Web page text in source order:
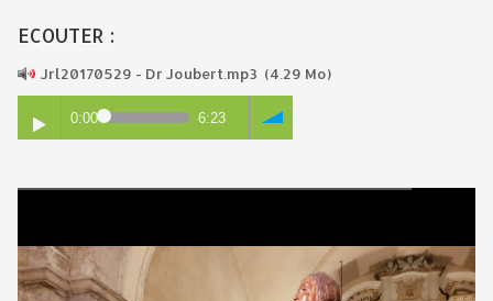
ECOUTER :
Jrl20170529 - Dr Joubert.mp3 (4.29 Mo)
0:00 6:23